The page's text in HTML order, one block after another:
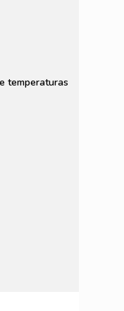
temperaturas